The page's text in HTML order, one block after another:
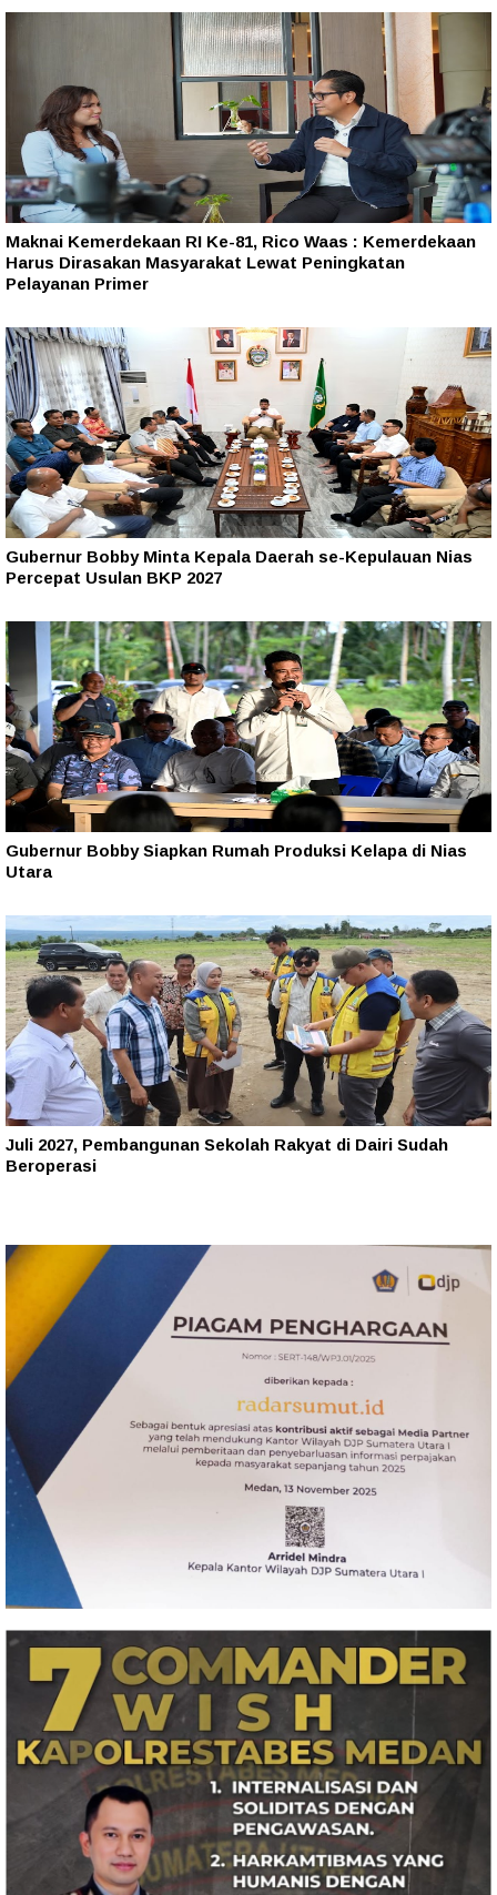
Maknai Kemerdekaan RI Ke-81, Rico Waas : Kemerdekaan
Harus Dirasakan Masyarakat Lewat Peningkatan
Pelayanan Primer
Gubernur Bobby Minta Kepala Daerah se-Kepulauan Nias
Percepat Usulan BKP 2027
Gubernur Bobby Siapkan Rumah Produksi Kelapa di Nias
Utara
Juli 2027, Pembangunan Sekolah Rakyat di Dairi Sudah
Beroperasi